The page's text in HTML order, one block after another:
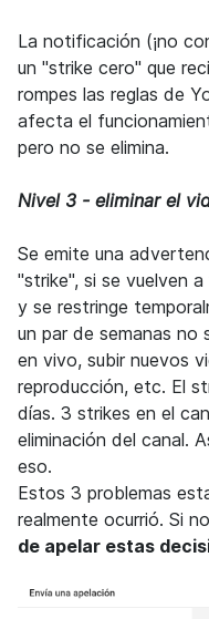
La notificación (¡no
un "strike cero" que
rompes las reglas de
afecta el
pero no se elimina.
Nivel 3 - eliminar el
Se emite una
"strike", si se vuelven
y se restringe
un par de semanas no
en vivo, subir nuevos
reproducción, etc. El
días. 3 strikes en el
eliminación del canal.
eso.
Estos 3 problemas
realmente ocurrió. Si
de apelar estas